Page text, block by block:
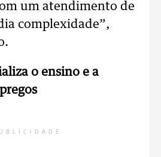
um atendimento de
complexidade”,
o ensino e a